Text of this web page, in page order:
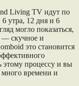
Living TV идут по
утра, 12 дня и 6
могло показаться,
— скучное и
это становится
этому процессу и вы
времени и